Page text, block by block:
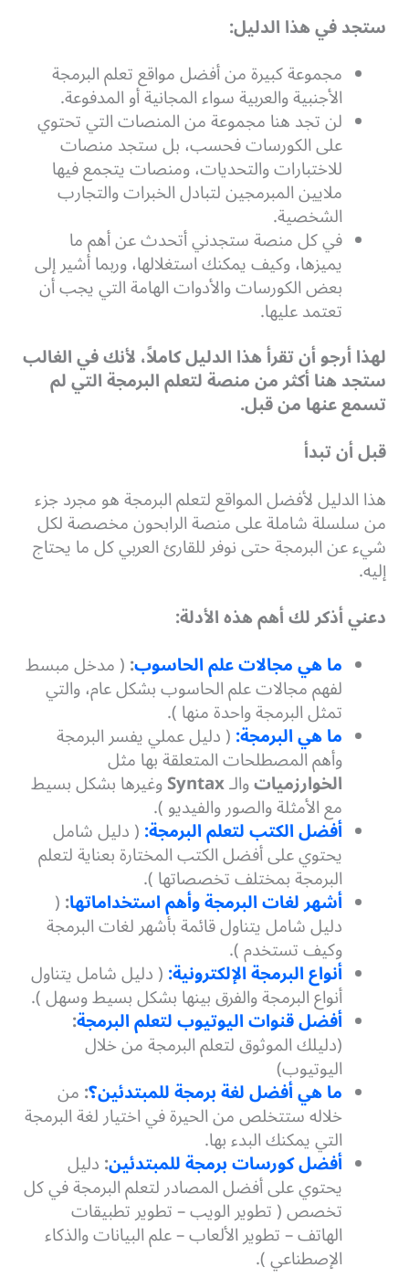
ستجد في هذا الدليل:
مجموعة كبيرة من أفضل مواقع تعلم البرمجة
الأجنبية والعربية سواء المجانية أو المدفوعة.
لن تجد هنا مجموعة من المنصات التي تحتوي
على الكورسات فحسب، بل ستجد منصات
للاختبارات والتحديات، ومنصات يتجمع فيها
ملايين المبرمجين لتبادل الخبرات والتجارب
الشخصية.
في كل منصة ستجدني أتحدث عن أهم ما
يميزها، وكيف يمكنك استغلالها، وربما أشير إلى
بعض الكورسات والأدوات الهامة التي يجب أن
تعتمد عليها.
لهذا أرجو أن تقرأ هذا الدليل كاملاً، لأنك في الغالب
ستجد هنا أكثر من منصة لتعلم البرمجة التي لم
تسمع عنها من قبل.
قبل أن تبدأ
هذا الدليل لأفضل المواقع لتعلم البرمجة هو مجرد جزء
من سلسلة شاملة على منصة الرابحون مخصصة لكل
شيء عن البرمجة حتى نوفر للقارئ العربي كل ما يحتاج
إليه.
دعني أذكر لك أهم هذه الأدلة:
ما هي مجالات علم الحاسوب:( مدخل مبسط
لفهم مجالات علم الحاسوب بشكل عام، والتي
تمثل البرمجة واحدة منها ).
ما هي البرمجة:( دليل عملي يفسر البرمجة
وأهم المصطلحات المتعلقة بها مثل
الخوارزمياتوالـSyntaxوغيرها بشكل بسيط
مع الأمثلة والصور والفيديو ).
أفضل الكتب لتعلم البرمجة:( دليل شامل
يحتوي على أفضل الكتب المختارة بعناية لتعلم
البرمجة بمختلف تخصصاتها ).
أشهر لغات البرمجة وأهم استخداماتها:
(
دليل شامل يتناول قائمة بأشهر لغات البرمجة
وكيف تستخدم ).
أنواع البرمجة الإلكترونية:( دليل شامل يتناول
أنواع البرمجة والفرق بينها بشكل بسيط وسهل ).
أفضل قنوات اليوتيوب لتعلم البرمجة:
(دليلك الموثوق لتعلم البرمجة من خلال
اليوتيوب)
ما هي أفضل لغة برمجة للمبتدئين؟:من
خلاله ستتخلص من الحيرة في اختيار لغة البرمجة
التي يمكنك البدء بها.
أفضل كورسات برمجة للمبتدئين:دليل
يحتوي على أفضل المصادر لتعلم البرمجة في كل
تخصص ( تطوير الويب – تطوير تطبيقات
الهاتف – تطوير الألعاب – علم البيانات والذكاء
الإصطناعي ).